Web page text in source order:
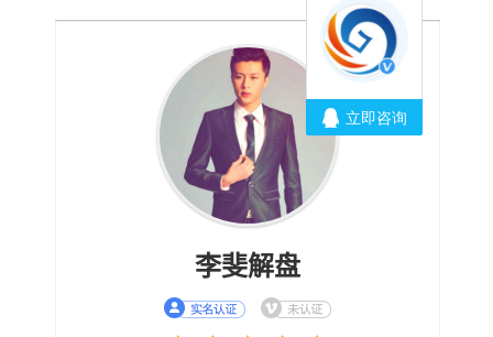
李斐解盘